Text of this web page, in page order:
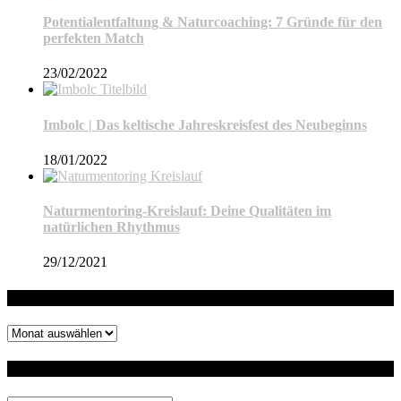
Potentialentfaltung & Naturcoaching: 7 Gründe für den
perfekten Match
23/02/2022
Imbolc | Das keltische Jahreskreisfest des Neubeginns
18/01/2022
Naturmentoring-Kreislauf: Deine Qualitäten im
natürlichen Rhythmus
29/12/2021
Archiv